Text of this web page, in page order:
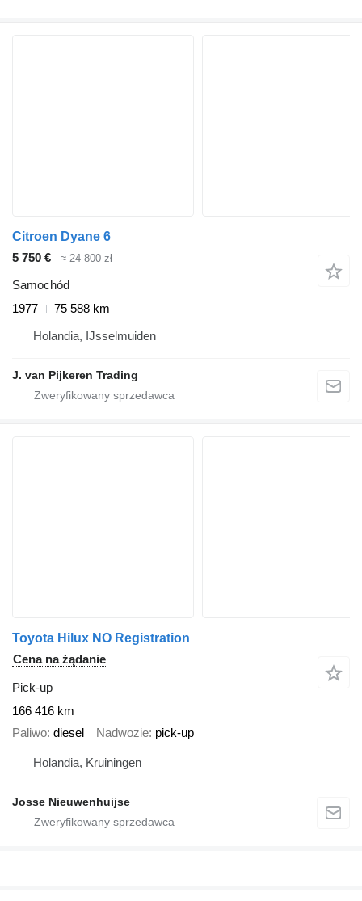
Citroen Dyane 6
5 750 €
≈ 24 800 zł
Samochód
1977
75 588 km
Holandia, IJsselmuiden
J. van Pijkeren Trading
Toyota Hilux NO Registration
Cena na żądanie
Pick-up
166 416 km
Paliwo diesel Nadwozie pick-up
Holandia, Kruiningen
Josse Nieuwenhuijse